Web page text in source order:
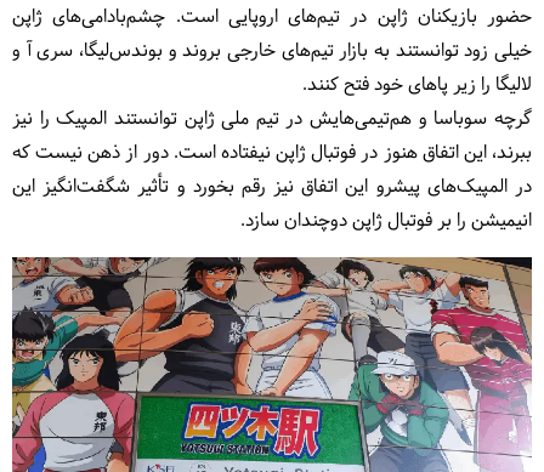
حضور بازیکنان ژاپن در تیم‌های اروپایی است. چشم‌بادامی‌های ژاپن
خیلی زود توانستند به بازار تیم‌های خارجی بروند و بوندس‌لیگا، سری آ و
لالیگا را زیر پاهای خود فتح کنند.
گرچه سوباسا و هم‌تیمی‌هایش در تیم ملی ژاپن توانستند‌ المپیک را نیز
ببرند، این اتفاق هنوز در فوتبال ژاپن نیفتاده است. دور از ذهن نیست که
در المپیک‌های پیشرو این اتفاق نیز رقم بخورد و تأثیر شگفت‌انگیز این
انیمیشن را بر فوتبال ژاپن دوچندان سازد.